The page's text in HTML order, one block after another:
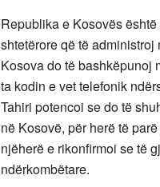
Republika e Kosovës
shtetërore që të
Kosova do të bashkëpunoj
ta kodin e vet telefonik
Tahiri potencoi se do të
në Kosovë, për herë të
njëherë e rikonfirmoi se të
ndërkombëtare.